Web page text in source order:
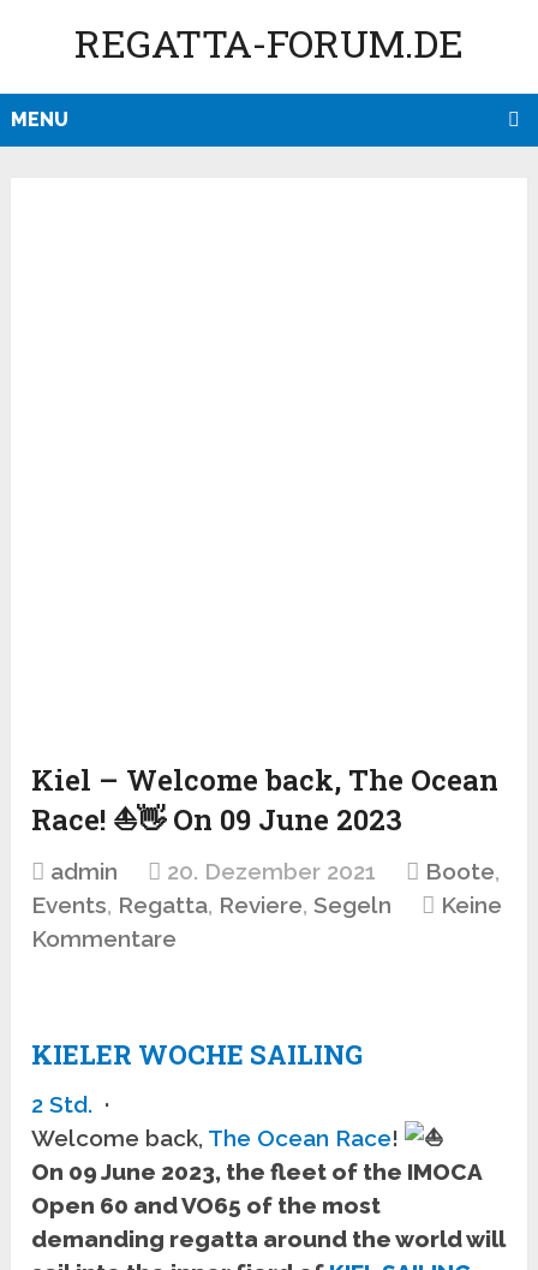
REGATTA-FORUM.DE
MENU
Kiel – Welcome back, The Ocean
Race! ⛵👋 On 09 June 2023
admin 20. Dezember 2021 Boote,
Events, Regatta, Reviere,Segeln
Keine
Kommentare
KIELER WOCHE SAILING
2 Std. ·
Welcome back, The Ocean Race!
On 09 June 2023, the fleet of the IMOCA
Open 60 and VO65 of the most
demanding regatta around the world will